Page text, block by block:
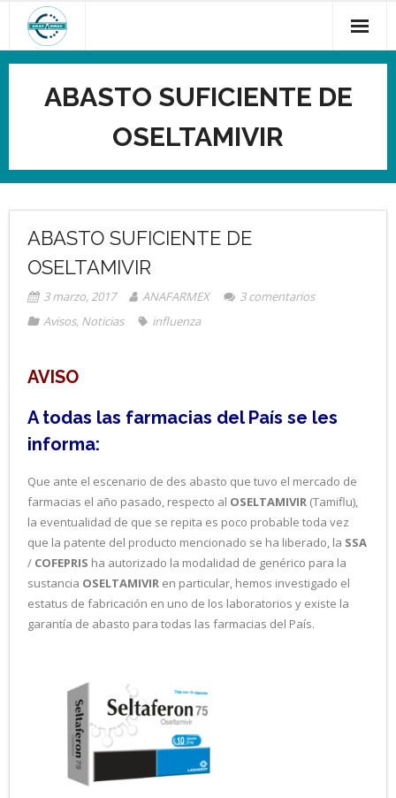
contenido
ABASTO SUFICIENTE DE
OSELTAMIVIR
ABASTO SUFICIENTE DE
OSELTAMIVIR
3 marzo, 2017 ANAFARMEX 3 comentarios
Avisos, Noticias influenza
AVISO
A todas las farmacias del País se les
informa:
Que ante el escenario de des abasto que tuvo el mercado de
farmacias el año pasado, respecto al OSELTAMIVIR (Tamiflu),
la eventualidad de que se repita es poco probable toda vez
que la patente del producto mencionado se ha liberado, la SSA
/ COFEPRIS ha autorizado la modalidad de genérico para la
sustancia OSELTAMIVIR en particular, hemos investigado el
estatus de fabricación en uno de los laboratorios y existe la
garantía de abasto para todas las farmacias del País.